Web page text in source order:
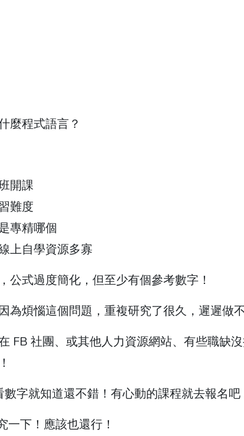
麼程式語言？
開課
難度
專精哪個
上自學資源多寡
公式過度簡化，但至少有個參考數字！
為煩惱這個問題，重複研究了很久，遲遲做
FB 社團、或其他人力資源網站、有些職缺
字就知道還不錯！有心動的課程就去報名吧
一下！應該也還行！